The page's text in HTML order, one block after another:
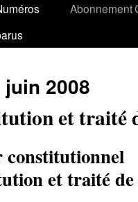
Abonnement
juin 2008
et traité
constitutionnel
et traité